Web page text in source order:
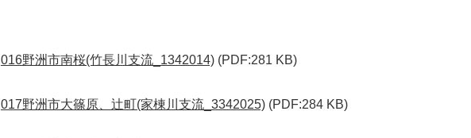
016野洲市南桜(竹長川支流_1342014) (PDF:281 KB)
017野洲市大篠原、辻町(家棟川支流_3342025) (PDF:284 KB)